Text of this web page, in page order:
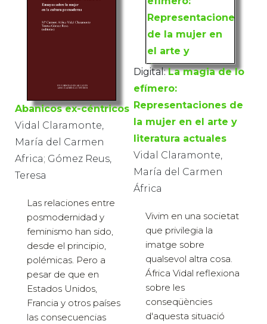
Abanicos ex-céntricos
Vidal Claramonte,
María del Carmen
Africa; Gómez Reus,
Teresa
Las relaciones entre
posmodernidad y
feminismo han sido,
desde el principio,
polémicas. Pero a
pesar de que en
Estados Unidos,
Francia y otros países
las consecuencias
Digital: La magia de lo
efímero:
Representaciones de
la mujer en el arte y
literatura actuales
Vidal Claramonte,
María del Carmen
África
Vivim en una societat
que privilegia la
imatge sobre
qualsevol altra cosa.
África Vidal reflexiona
sobre les
conseqüències
d'aquesta situació